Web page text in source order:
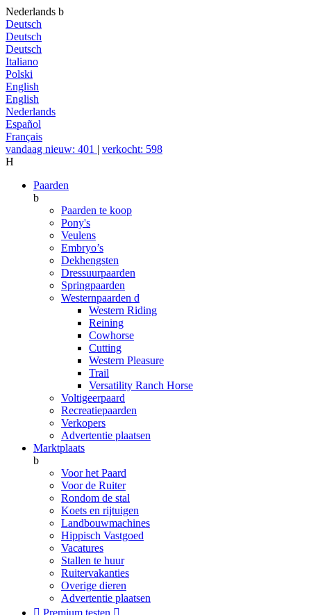
Nederlands b
Deutsch
Deutsch
Deutsch
Italiano
Polski
English
English
Nederlands
Español
Français
vandaag nieuw: 401 | verkocht: 598
H
Paarden
b
Paarden te koop
Pony's
Veulens
Embryo’s
Dekhengsten
Dressuurpaarden
Springpaarden
Westernpaarden d
Western Riding
Reining
Cowhorse
Cutting
Western Pleasure
Trail
Versatility Ranch Horse
Voltigeerpaard
Recreatiepaarden
Verkopers
Advertentie plaatsen
Marktplaats
b
Voor het Paard
Voor de Ruiter
Rondom de stal
Koets en rijtuigen
Landbouwmachines
Hippisch Vastgoed
Vacatures
Stallen te huur
Ruitervakanties
Overige dieren
Advertentie plaatsen
 Premium testen 